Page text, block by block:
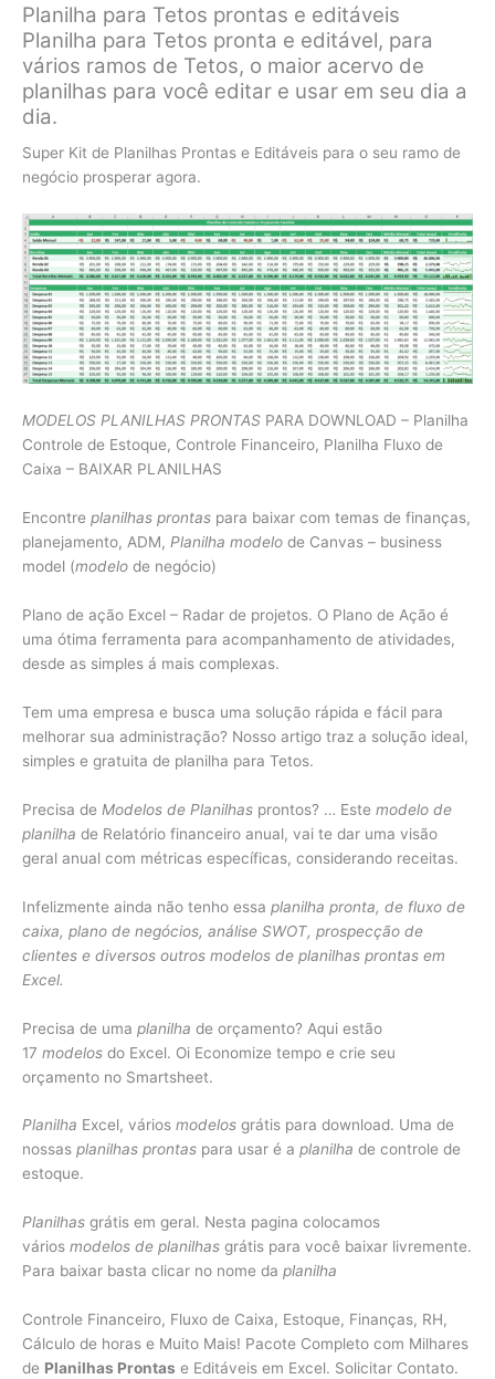
Planilha para Tetos prontas e editáveis
Planilha para Tetos pronta e editável, para
vários ramos de Tetos, o maior acervo de
planilhas para você editar e usar em seu dia a
dia.
Super Kit de Planilhas Prontas e Editáveis para o seu ramo de
negócio prosperar agora.
MODELOS PLANILHAS PRONTAS PARA DOWNLOAD – Planilha
Controle de Estoque, Controle Financeiro, Planilha Fluxo de
Caixa – BAIXAR PLANILHAS
Encontre planilhas prontas para baixar com temas de finanças,
planejamento, ADM, Planilha modelo de Canvas – business
model (modelo de negócio)
Plano de ação Excel – Radar de projetos. O Plano de Ação é
uma ótima ferramenta para acompanhamento de atividades,
desde as simples á mais complexas.
Tem uma empresa e busca uma solução rápida e fácil para
melhorar sua administração? Nosso artigo traz a solução ideal,
simples e gratuita de planilha para Tetos.
Precisa de Modelos de Planilhas prontos? … Este modelo de
planilha de Relatório financeiro anual, vai te dar uma visão
geral anual com métricas específicas, considerando receitas.
Infelizmente ainda não tenho essa planilha pronta, de fluxo de
caixa, plano de negócios, análise SWOT, prospecção de
clientes e diversos outros modelos de planilhas prontas em
Excel.
Precisa de uma planilha de orçamento? Aqui estão
17 modelos do Excel. Oi Economize tempo e crie seu
orçamento no Smartsheet.
Planilha Excel, vários modelos grátis para download. Uma de
nossas planilhas prontas para usar é a planilha de controle de
estoque.
Planilhas grátis em geral. Nesta pagina colocamos
vários modelos de planilhas grátis para você baixar livremente.
Para baixar basta clicar no nome da planilha
Controle Financeiro, Fluxo de Caixa, Estoque, Finanças, RH,
Cálculo de horas e Muito Mais! Pacote Completo com Milhares
de Planilhas Prontas e Editáveis em Excel. Solicitar Contato.